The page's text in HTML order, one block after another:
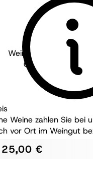
Weingut Pflüger - Pfalz
Chardonnay
trocken
BIO
Weine zahlen Sie bei
vor Ort im Weingut
25,00 €